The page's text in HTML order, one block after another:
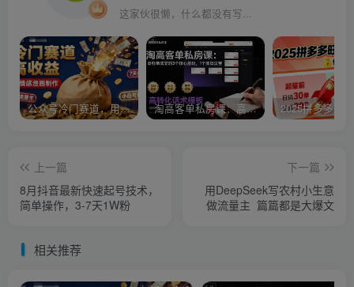
这家伙很懒，什么都没有写...
公众号冷门赛道，用AI做情感漫画，7天开通流量主，操作简单，小白可玩 淘高客单私房课：高客单成交的3个核心基础，1个实操法宝
上一篇
8月抖音最新快速起号技术，
简单操作，3-7天1W粉
下一篇
用DeepSeek写农村小生意
做流量主 篇篇都是大爆文
相关推荐